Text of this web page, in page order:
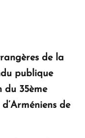
de la
publique
du 35ème
de